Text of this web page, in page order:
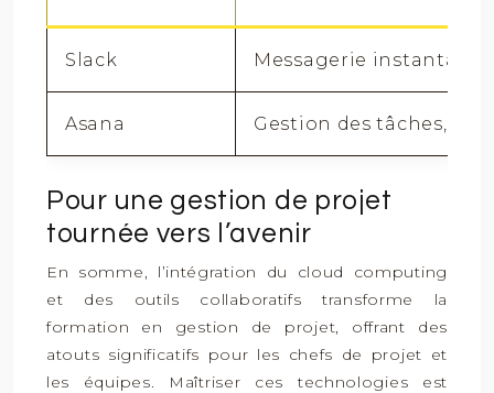
Slack Messagerie
Asana Gestion des tâches,
Pour une gestion de projet
tournée vers l’avenir
En somme, l’intégration du cloud computing
et des outils collaboratifs transforme la
formation en gestion de projet, offrant des
atouts significatifs pour les chefs de projet et
les équipes. Maîtriser ces technologies est